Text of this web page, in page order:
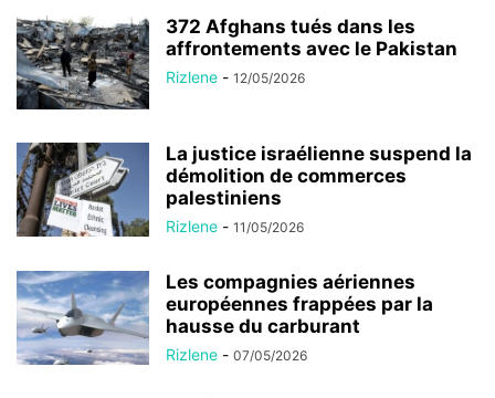
372 Afghans tués dans les
affrontements avec le Pakistan
Rizlene - 12/05/2026
La justice israélienne suspend la
démolition de commerces
palestiniens
Rizlene - 11/05/2026
Les compagnies aériennes
européennes frappées par la
hausse du carburant
Rizlene - 07/05/2026